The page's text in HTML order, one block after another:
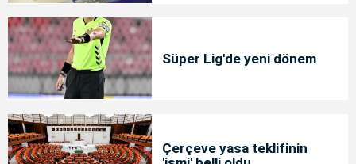
Süper Lig'de yeni dönem
Çerçeve yasa teklifinin